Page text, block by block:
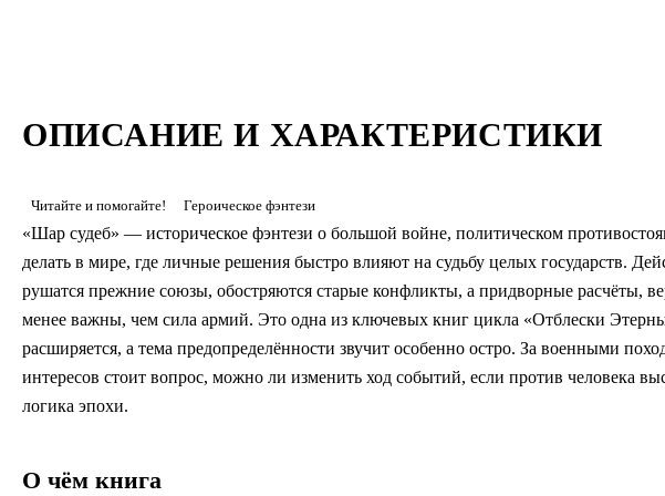
ОПИСАНИЕ И ХАРАКТЕРИСТИКИ
Читайте и помогайте! Героическое фэнтези
«Шар судеб» — историческое фэнтези о большой войне, политическом
делать в мире, где личные решения быстро влияют на судьбу целых государств.
рушатся прежние союзы, обостряются старые конфликты, а придворные расчёты,
менее важны, чем сила армий. Это одна из ключевых книг цикла «Отблески
расширяется, а тема предопределённости звучит особенно остро. За военными
интересов стоит вопрос, можно ли изменить ход событий, если против человека
логика эпохи.
О чём книга